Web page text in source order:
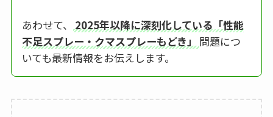
あわせて、
2025年以降に深刻化している「性能
不足スプレー・クマスプレーもどき」 問題につ
いても最新情報をお伝えします。